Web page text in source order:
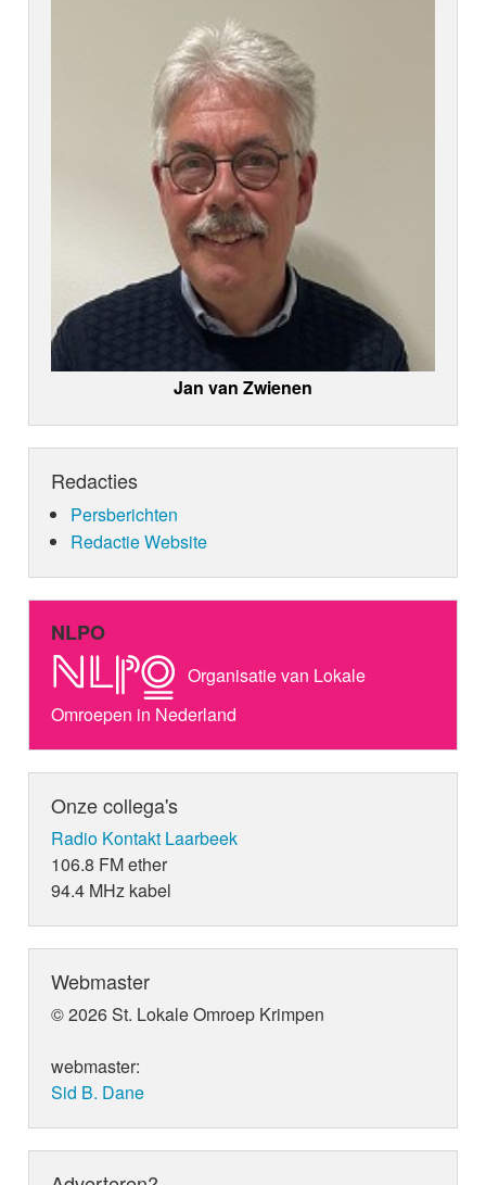
Jan van Zwienen
Redacties
Persberichten
Redactie Website
NLPO
Organisatie van Lokale
Omroepen in Nederland
Onze collega's
Radio Kontakt Laarbeek
106.8 FM ether
94.4 MHz kabel
Webmaster
© 2026 St. Lokale Omroep Krimpen
webmaster:
Sid B. Dane